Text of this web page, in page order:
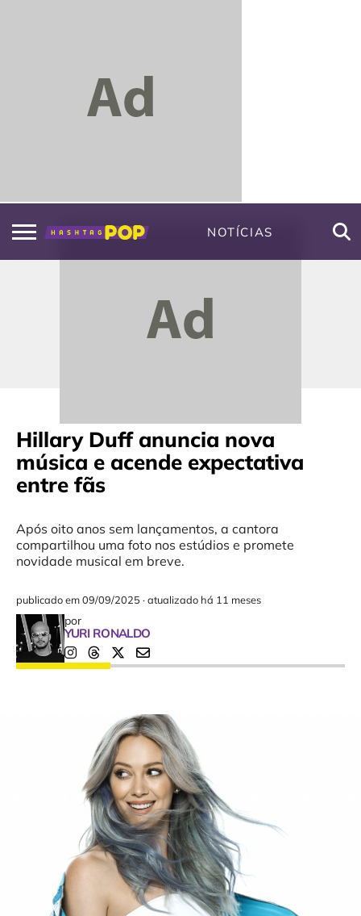
NOTÍCIAS
Hillary Duff anuncia nova
música e acende expectativa
entre fãs
Após oito anos sem lançamentos, a cantora
compartilhou uma foto nos estúdios e promete
novidade musical em breve.
publicado em09/09/2025 ·atualizado há 11 meses
por
YURI RONALDO